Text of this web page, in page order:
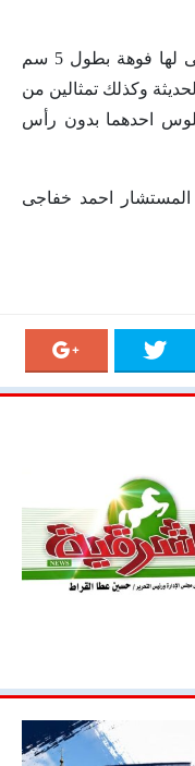
كما تم ضبط مبخرة على شكل حلزونى لها فوهة بطول 5 سم
وكذلك تمثالين من
احدهما بدون رأس
المستشار احمد خفاجى